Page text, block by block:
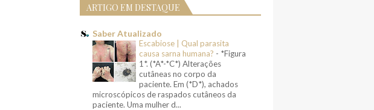
ARTIGO EM DESTAQUE
Saber Atualizado
Escabiose | Qual parasita
causa sarna humana? - *Figura
1*. (*A*-*C*) Alterações
cutâneas no corpo da
paciente. Em (*D*), achados
microscópicos de raspados cutâneos da
paciente. Uma mulher d...